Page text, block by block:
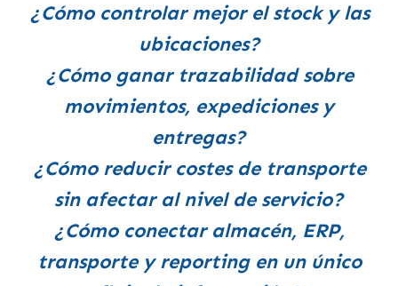
¿Cómo controlar mejor el stock y las
ubicaciones?
¿Cómo ganar trazabilidad sobre
movimientos, expediciones y
entregas?
¿Cómo reducir costes de transporte
sin afectar al nivel de servicio?
¿Cómo conectar almacén, ERP,
transporte y reporting en un único